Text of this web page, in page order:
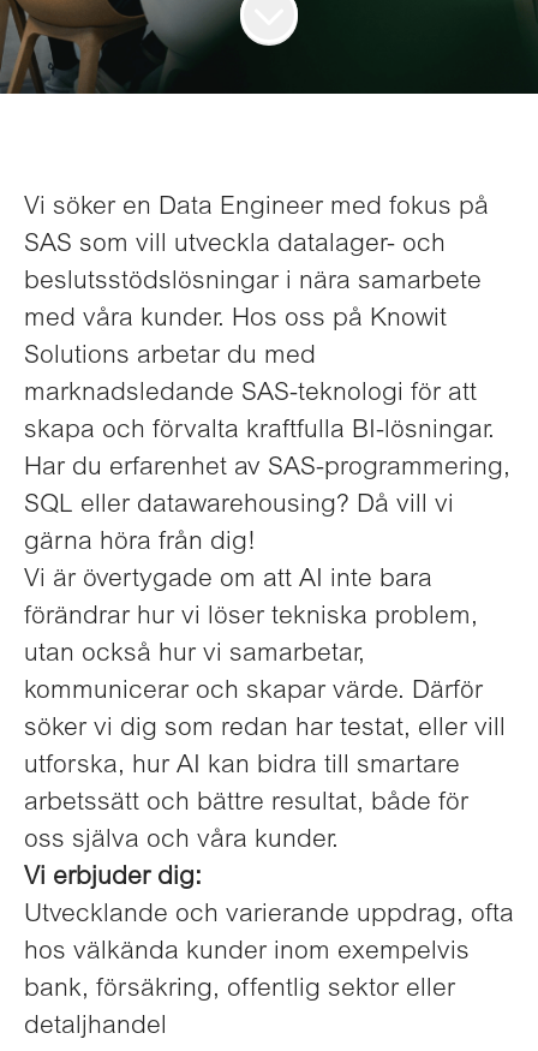
Vi söker en Data Engineer med fokus på
SAS som vill utveckla datalager- och
beslutsstöds­lösningar i nära samarbete
med våra kunder. Hos oss på Knowit
Solutions arbetar du med
marknadsledande SAS-teknologi för att
skapa och förvalta kraftfulla BI-lösningar.
Har du erfarenhet av SAS-programmering,
SQL eller datawarehousing? Då vill vi
gärna höra från dig!
Vi är övertygade om att AI inte bara
förändrar hur vi löser tekniska problem,
utan också hur vi samarbetar,
kommunicerar och skapar värde. Därför
söker vi dig som redan har testat, eller vill
utforska, hur AI kan bidra till smartare
arbetssätt och bättre resultat, både för
oss själva och våra kunder.
Vi erbjuder dig:
Utvecklande och varierande uppdrag, ofta
hos välkända kunder inom exempelvis
bank, försäkring, offentlig sektor eller
detaljhandel